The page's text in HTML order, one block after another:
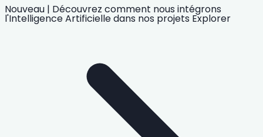
Nouveau | Découvrez comment nous intégrons
l'Intelligence Artificielledans nos projets Explorer